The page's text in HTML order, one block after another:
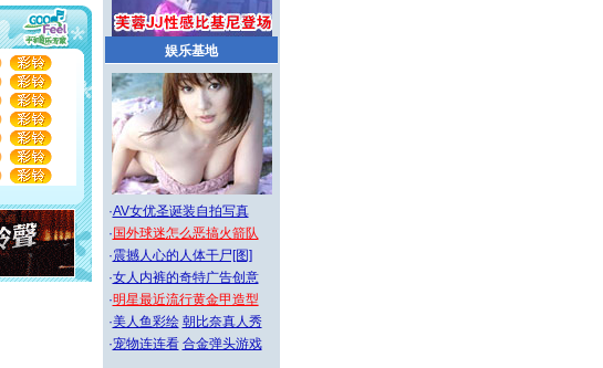
要健康！千万
样的日子才
年要快乐!天天
里,愿幸福,
诞快乐!
没有你我会
是我特长，吻
世和你在一
世和你不再分
后无助地哭
住你：这猪不
娱乐基地
·AV女优圣诞装自拍写真
· 国外球迷怎么恶搞火箭队
·震撼人心的人体干尸[图]
·女人内裤的奇特广告创意
·明星最近流行黄金甲造型
·美人鱼彩绘 朝比奈真人秀
·宠物连连看 合金弹头游戏